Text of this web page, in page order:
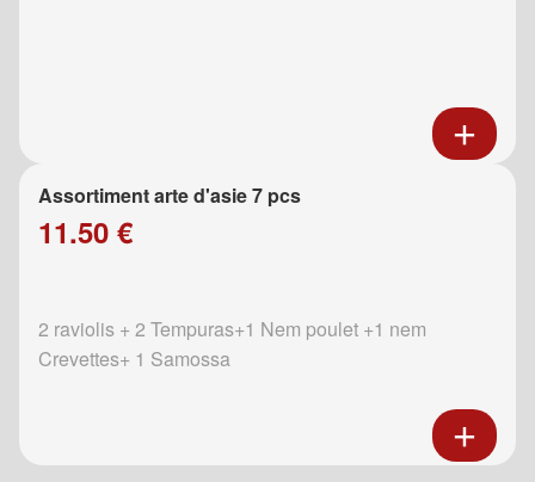
Assortiment arte d'asie 7 pcs
11.50 €
2 raviolis + 2 Tempuras+1 Nem poulet +1 nem
Crevettes+ 1 Samossa